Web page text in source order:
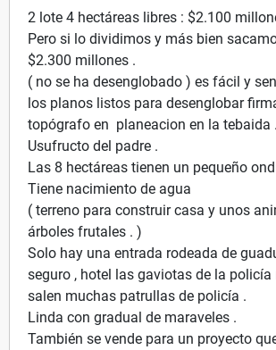
2 lote 4 hectáreas libres : $2.100
Pero si lo dividimos y más bien
$2.300 millones .
( no se ha desenglobado ) es fácil y
los planos listos para desenglobar
topógrafo en planeacion en la tebaida .
Usufructo del padre .
Las 8 hectáreas tienen un pequeño
Tiene nacimiento de agua
( terreno para construir casa y unos
árboles frutales . )
Solo hay una entrada rodeada de
seguro , hotel las gaviotas de la policía
salen muchas patrullas de policía .
Linda con gradual de maraveles .
También se vende para un proyecto